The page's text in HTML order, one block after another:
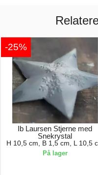
-25%
Ib Laursen Stjerne med
Snekrystal
H 10,5 cm, B 1,5 cm, L 10,5
På lager